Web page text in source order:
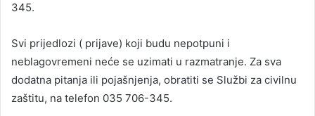
345.
Svi prijedlozi ( prijave) koji budu nepotpuni i
neblagovremeni neće se uzimati u razmatranje. Za sva
dodatna pitanja ili pojašnjenja, obratiti se Službi za civilnu
zaštitu, na telefon 035 706-345.